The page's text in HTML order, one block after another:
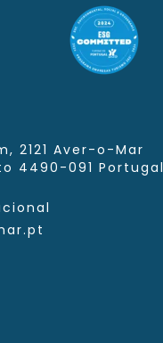
2121 Aver-o-Mar
4490-091 Portugal